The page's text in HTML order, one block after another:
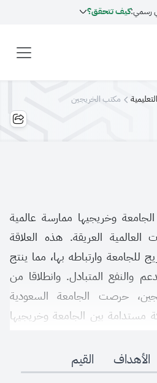
رسمي:كيف تتحقق؟
مكتب الخريجين
وخريجيها ممارسة عالمية
العالمية العريقة. هذه العلاقة
للجامعة وارتباطه بها، مما ينتج
والنفع المتبادل. وانطلاقا من
حرصت الجامعة السعودية
مستدامة بين الجامعة و​خريجيها
البعض من جانب آخر، لتعزيز
سوق العمل والمجتمع، مما ينعكس
العربية السعودية.
الأهداف القيم